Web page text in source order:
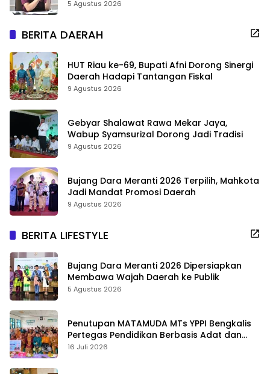
Sekolah Jangan Dikurangi
5 Agustus 2026
BERITA DAERAH
HUT Riau ke-69, Bupati Afni Dorong Sinergi
Daerah Hadapi Tantangan Fiskal
9 Agustus 2026
Gebyar Shalawat Rawa Mekar Jaya,
Wabup Syamsurizal Dorong Jadi Tradisi
9 Agustus 2026
Bujang Dara Meranti 2026 Terpilih, Mahkota
Jadi Mandat Promosi Daerah
9 Agustus 2026
BERITA LIFESTYLE
Bujang Dara Meranti 2026 Dipersiapkan
Membawa Wajah Daerah ke Publik
5 Agustus 2026
Penutupan MATAMUDA MTs YPPI Bengkalis
Pertegas Pendidikan Berbasis Adat dan
Karakter
16 Juli 2026